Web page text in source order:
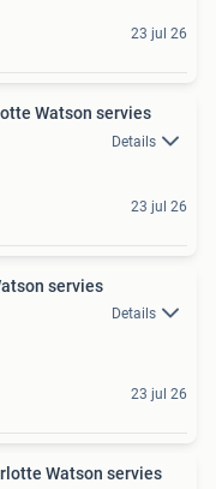
23 jul 26
Watson servies
Details
23 jul 26
servies
Details
23 jul 26
Watson servies